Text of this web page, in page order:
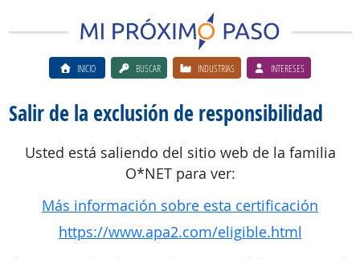
INICIO BUSCAR INDUSTRIAS INTERESES
Salir de la exclusión de responsibilidad
Usted está saliendo del sitio web de la familia
O*NET para ver:
Más información sobre esta certificación
https://www.apa2.com/eligible.html